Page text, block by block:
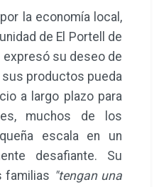
la economía local,
de El Portell de
expresó su deseo de
sus productos pueda
a largo plazo para
muchos de los
escala en un
desafiante. Su
familias "tengan una